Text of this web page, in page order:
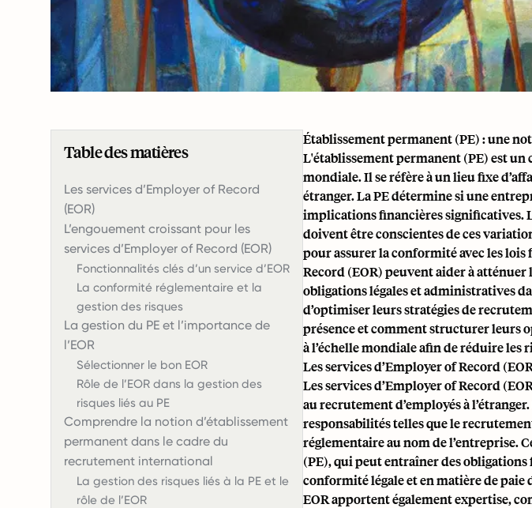
Table des matières
Les services d’Employer of Record
(EOR)
L’engouement croissant pour les
services d’Employer of Record (EOR)
Fonctionnalités clés d’un service d’EOR
La conformité réglementaire et la
gestion des risques
La gestion du PE et l’importance de
l’EOR
Sélectionner le bon EOR
Rôle de l’EOR dans la gestion des
risques liés au PE
Comprendre la notion d’établissement
permanent dans le cadre du
recrutement international
La gestion des risques liés à la PE et le
rôle de l’EOR
Établissement permanent (PE) : une
L'établissement permanent (PE) est
mondiale. Il se réfère à un lieu fixe
étranger. La PE détermine si une
implications financières significatives.
doivent être conscientes de ces
pour assurer la conformité avec leslois
Record (EOR) peuvent aider à atténuer
obligations légales et administratives
d’optimiser leurs stratégies de
présence et comment structurer leurs
à l’échelle mondiale afin de réduire les
Les services d’Employer of Record
Les services d’Employer of Record
au recrutement d’employés à
responsabilités telles que le
réglementaire au nom de l’entreprise.
(PE), qui peut entraîner des obligations
conformité légale et en matière de paie
EOR apportent également expertise,